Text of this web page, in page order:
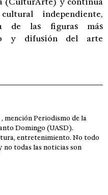
independiente,
de las figuras más
y difusión del arte
mención Periodismo de la
Domingo (UASD).
entretenimiento. No todo
no todas las noticias son